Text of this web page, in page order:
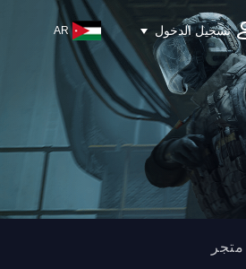
تسجيل الدخول AR
متجر